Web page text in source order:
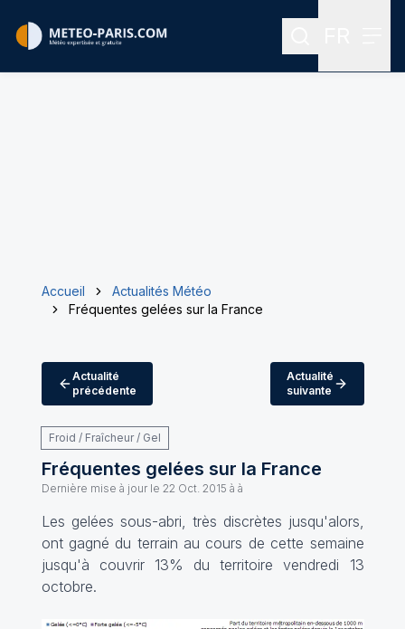
Rechercher
Accueil
Actualités Météo
Fréquentes gelées sur la France
Actualité
précédente
Actualité
suivante
Froid / Fraîcheur / Gel
Fréquentes gelées sur la France
Dernière mise à jour le 22 Oct. 2015 à à
Les gelées sous-abri, très discrètes jusqu'alors,
ont gagné du terrain au cours de cette semaine
jusqu'à couvrir 13% du territoire vendredi 13
octobre.